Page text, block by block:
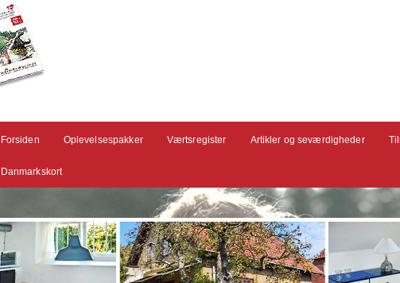
Forsiden Oplevelsespakker Værtsregister Artikler og seværdigheder
Danmarkskort